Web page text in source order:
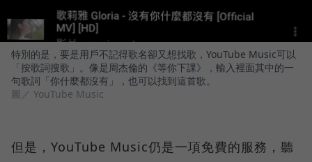
特別的是，要是用戶不記得歌名卻又想找歌，YouTube Music可以
「按歌詞搜歌」。像是周杰倫的《等你下課》，輸入裡面其中的一
句歌詞「你什麼都沒有」，也可以找到這首歌。
圖／ YouTube Music
但是，YouTube Music仍是一項免費的服務，聽